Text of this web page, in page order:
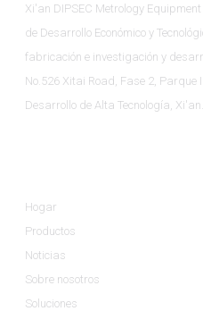
Xi'an DIPSEC Metrology
de Desarrollo Económico y
fabricación e investigación y
No.526 Xitai Road, Fase 2,
Desarrollo de Alta Tecnología, Xi'an.
Hogar
Productos
Noticias
Sobre nosotros
Soluciones